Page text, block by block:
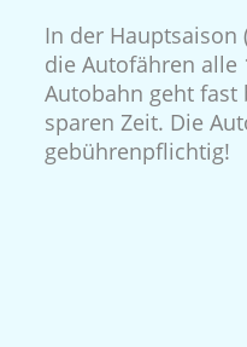
In der Hauptsaison
die Autofähren alle
Autobahn geht fast
sparen Zeit. Die
gebührenpflichtig!